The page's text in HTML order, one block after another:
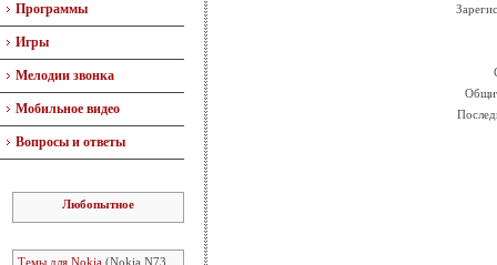
Программы
Игры
Мелодии звонка
Мобильное видео
Вопросы и ответы
Любопытное
Темы для Nokia (Nokia N73,